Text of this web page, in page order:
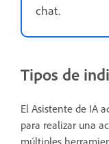
chat.
Tipos de
El Asistente de IA
para realizar una
múltiples